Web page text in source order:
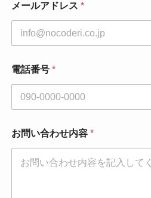
メールアドレス *
電話番号 *
お問い合わせ内容 *